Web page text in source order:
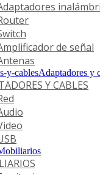
de señal
Adaptadores y
Y CABLES